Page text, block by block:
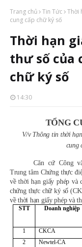
Trang chủ Tin Tức Thời
cung cấp chữ ký số
Thời hạn
thư số của
chữ ký số
14:30
TỔNG
V/v Thông tin thời
cung
Căn cứ Công
Trung tâm Chứng thực
về thời hạn giấy phép và
chứng thực chữ ký số
về thời hạn giấy phép và
STT Doanh nghiệp
1
CKCA
2
Newtel-CA